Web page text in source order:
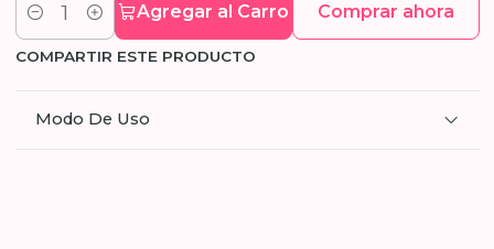
Cantidad
Agregar al Carro Comprar ahora
COMPARTIR ESTE PRODUCTO
Modo De Uso